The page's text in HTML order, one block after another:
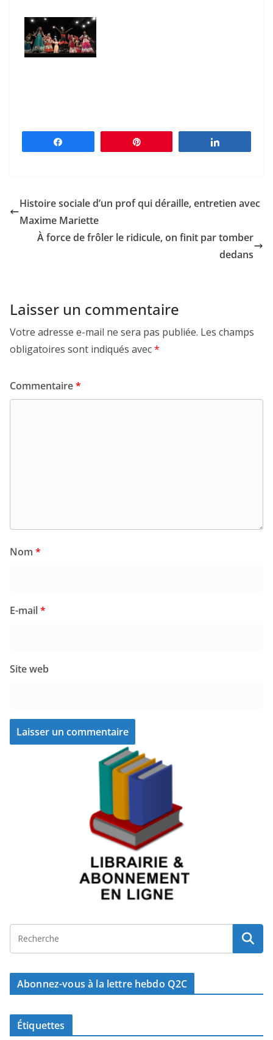
Histoire sociale d’un prof qui déraille, entretien avec
Maxime Mariette
À force de frôler le ridicule, on finit par tomber
dedans
Laisser un commentaire
Votre adresse e-mail ne sera pas publiée. Les champs
obligatoires sont indiqués avec*
Commentaire*
Nom *
E-mail*
Site web
Abonnez-vous à la lettre hebdo Q2C
Étiquettes